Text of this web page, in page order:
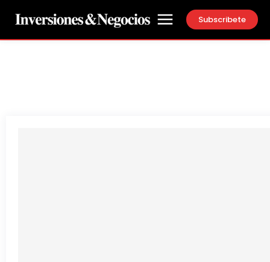
Subscribete